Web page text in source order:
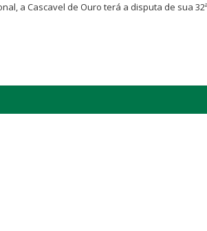
a Cascavel de Ouro terá a disputa de sua